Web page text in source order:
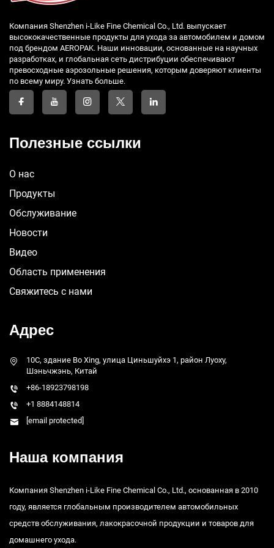
Компания Shenzhen i-Like Fine Chemical Co., Ltd. выпускает
высококачественные продукты для ухода за автомобилем и домом
под брендом AEROPAK. Наши инновации, основанные на научных
разработках, и глобальная сеть дистрибуции обеспечивают
превосходные аэрозольные решения, которым доверяют клиенты
по всему миру. Узнать больше.
Полезные ссылки
О нас
Продукты
Обслуживание
Новости
Видео
Область применения
Свяжитесь с нами
Адрес
10C, здание Bo Xing, улица Циньшуйхэ 1, район Луоху,
Шэньчжэнь, Китай
+86-18923798198
+1 8884148814
[email protected]
Наша компания
Компания Shenzhen i-Like Fine Chemical Co., Ltd., основанная в 2010
году, является глобальным производителем автомобильных
средств обслуживания, лакокрасочной продукции и товаров для
домашнего ухода.